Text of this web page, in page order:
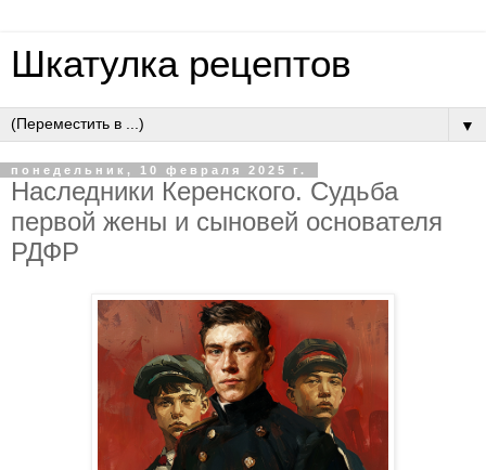
Шкатулка рецептов
▼
понедельник, 10 февраля 2025 г.
Наследники Керенского. Судьба
первой жены и сыновей основателя
РДФР